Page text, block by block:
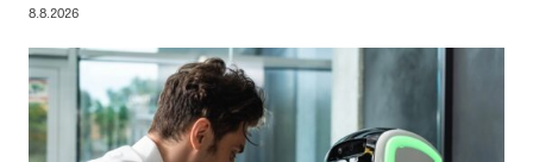
8.8.2026